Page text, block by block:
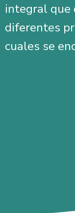
integral que
diferentes
cuales se